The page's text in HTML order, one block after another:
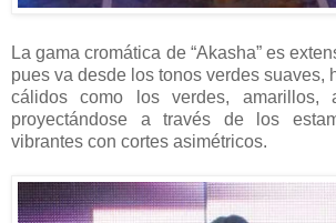
La gama cromática de “Akasha” es
pues va desde los tonos verdes suaves,
cálidos como los verdes, amarillos,
proyectándose a través de los
vibrantes con cortes asimétricos.